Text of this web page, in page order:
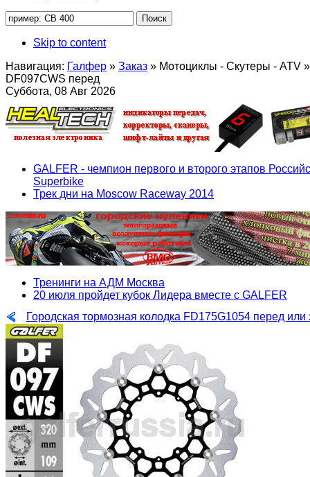
Skip to content
Навигация: Галфер » Заказ » Мотоциклы - Скутеры - ATV »
DF097CWS перед
Суббота, 08 Авг 2026
GALFER - чемпион первого и второго этапов
Superbike
Трек дни на Moscow Raceway 2014
Тренинги на АДМ Москва
20 июля пройдет кубок Лидера вместе с GALFER
Городская тормозная колодка FD175G1054 перед или